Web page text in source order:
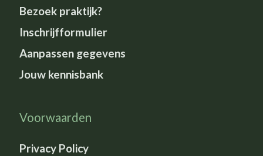
Bezoek praktijk?
Inschrijfformulier
Aanpassen gegevens
Jouw kennisbank
Voorwaarden
Privacy Policy